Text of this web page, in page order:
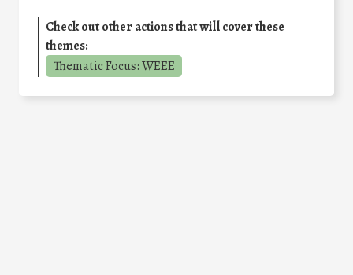
Check out other actions that will cover these
themes:
Thematic Focus: WEEE